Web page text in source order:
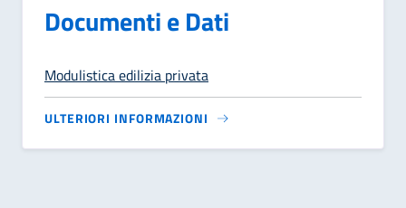
Documenti e Dati
Modulistica edilizia privata
ULTERIORI INFORMAZIONI